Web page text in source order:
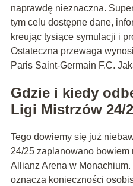
naprawdę nieznaczna.
tym celu dostępne dane,
kreując tysiące symulacji i
Ostateczna przewaga
Paris Saint-Germain F.C.
Gdzie i kiedy
Ligi Mistrzów 24/
Tego dowiemy się już
24/25 zaplanowano
Allianz Arena w
oznacza konieczności